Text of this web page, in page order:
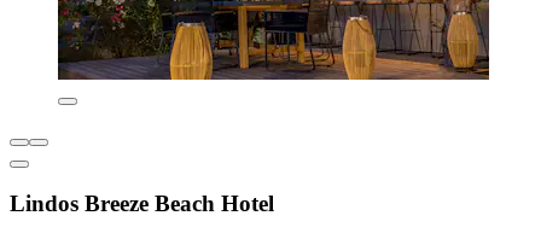
Lindos Breeze Beach Hotel